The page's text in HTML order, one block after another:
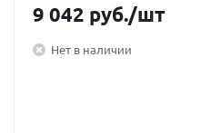
9 042 руб./шт
Нет в наличии